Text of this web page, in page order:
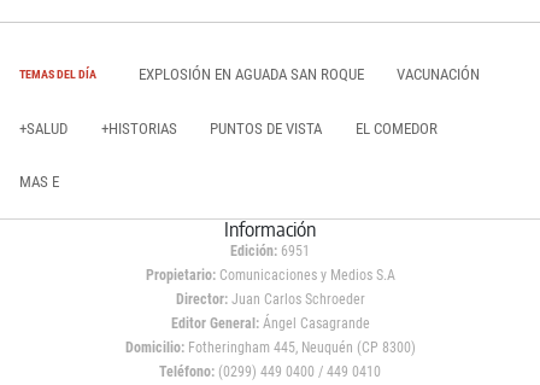
TEMAS DEL DÍA EXPLOSIÓN EN AGUADA SAN ROQUE VACUNACIÓN
+SALUD +HISTORIAS PUNTOS DE VISTA EL COMEDOR
MAS E
Información
Edición: 6951
Propietario:Comunicaciones y Medios S.A
Director: Juan Carlos Schroeder
Editor General:Ángel Casagrande
Domicilio:Fotheringham 445, Neuquén (CP 8300)
Teléfono: (0299) 449 0400 / 449 0410